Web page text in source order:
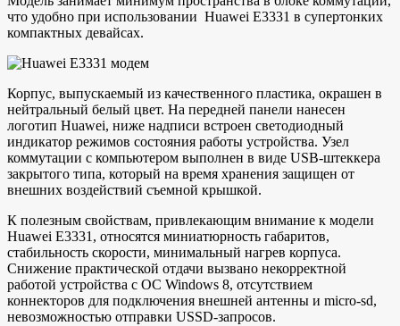
что удобно при использовании Huawei E3331 в супертонких
компактных девайсах.
Корпус, выпускаемый из качественного пластика, окрашен в
нейтральный белый цвет. На передней панели нанесен
логотип Huawei, ниже надписи встроен светодиодный
индикатор режимов состояния работы устройства. Узел
коммутации с компьютером выполнен в виде USB-штеккера
закрытого типа, который на время хранения защищен от
внешних воздействий съемной крышкой.
К полезным свойствам, привлекающим внимание к модели
Huawei E3331, относятся миниатюрность габаритов,
стабильность скорости, минимальный нагрев корпуса.
Снижение практической отдачи вызвано некорректной
работой устройства с ОС Windows 8, отсутствием
коннекторов для подключения внешней антенны и micro-sd,
невозможностью отправки USSD-запросов.